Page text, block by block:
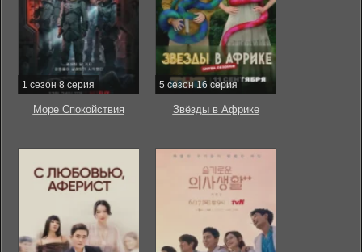
1 сезон 8 серия
Море Спокойствия
5 сезон 16 серия
Звёзды в Африке